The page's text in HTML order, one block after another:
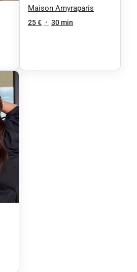
brushing
Maison Amyraparis
25 € • 30 min